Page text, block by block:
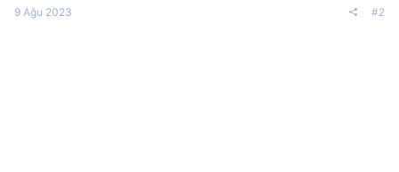
9 Ağu 2023 #2